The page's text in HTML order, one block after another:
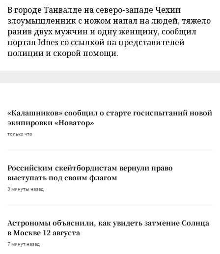
В городе Танвалде на северо-западе Чехии
злоумышленник с ножом напал на людей, тяжело
ранив двух мужчин и одну женщину, сообщил
портал Idnes со ссылкой на представителей
полиции и скорой помощи.
«Калашников» сообщил о старте госиспытаний новой
экипировки «Новатор»
только что
Российским скейтбордистам вернули право
выступать под своим флагом
3 минуты назад
Астрономы объяснили, как увидеть затмение Солнца
в Москве 12 августа
7 минут назад